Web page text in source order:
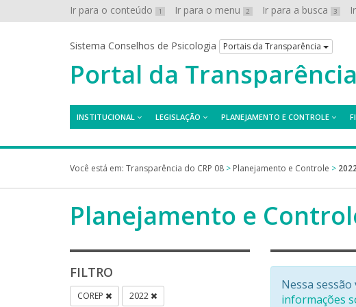
Ir para o conteúdo 1 Ir para o menu 2 Ir para a busca 3
Sistema Conselhos de Psicologia Portais da Transparência
Portal da Transparência
INSTITUCIONAL LEGISLAÇÃO PLANEJAMENTO E CONTROLE
Você está em: Transparência do CRP 08 > Planejamento e Controle >
Planejamento e
FILTRO
COREP 2022
Nessa
informações